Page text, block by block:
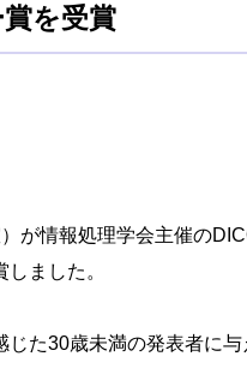
を受賞
が情報処理学会主催の
ました。
た30歳未満の発表者に与